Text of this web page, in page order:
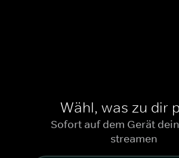
Wähl, was zu dir
Sofort auf dem Gerät
streamen